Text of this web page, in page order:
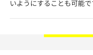
いようにすることも可能で